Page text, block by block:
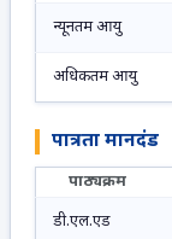
न्यूनतम आयु
अधिकतम आयु
पात्रता मानदंड
पाठ्यक्रम
डी.एल.एड